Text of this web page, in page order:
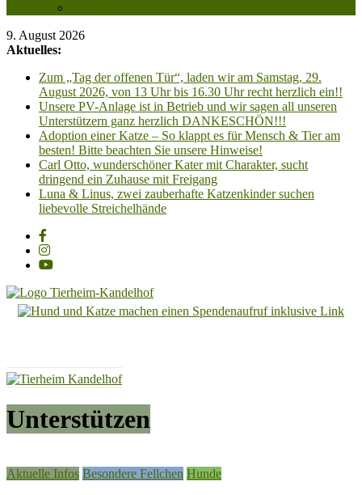
9. August 2026
Aktuelles:
Zum „Tag der offenen Tür“, laden wir am Samstag, 29.
August 2026, von 13 Uhr bis 16.30 Uhr recht herzlich ein!!
Unsere PV-Anlage ist in Betrieb und wir sagen all unseren
Unterstützern ganz herzlich DANKESCHÖN!!!
Adoption einer Katze – So klappt es für Mensch & Tier am
besten! Bitte beachten Sie unsere Hinweise!
Carl Otto, wunderschöner Kater mit Charakter, sucht
dringend ein Zuhause mit Freigang
Luna & Linus, zwei zauberhafte Katzenkinder suchen
liebevolle Streichelhände
Tierheim
Hoffnung
für
Tiere
Unterstützen
Aktuelle Infos Besondere Fellchen Hunde